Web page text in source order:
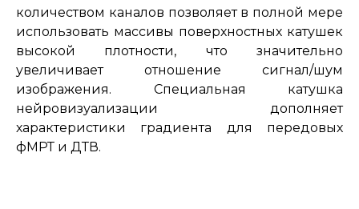
количеством каналов позволяет в полной мере
использовать массивы поверхностных катушек
высокой плотности, что значительно
увеличивает отношение сигнал/шум
изображения. Специальная катушка
нейровизуализации дополняет
характеристики градиента для передовых
фМРТ и ДТВ.